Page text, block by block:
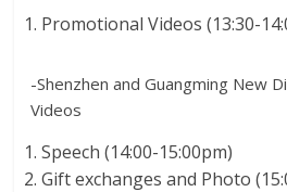
Promotional Videos (13:30-
-Shenzhen and Guangming New
Videos
Speech (14:00-15:00pm)
Gift exchanges and Photo